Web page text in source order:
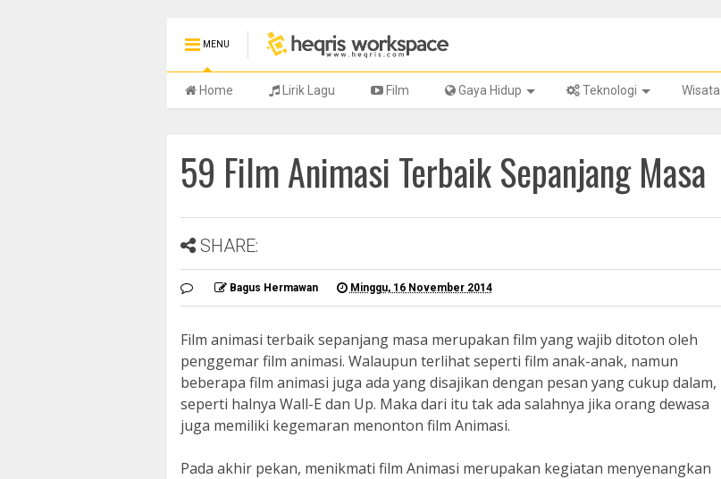
MENU
Home Lirik Lagu Film Gaya Hidup Teknologi Wisata
59 Film Animasi Terbaik Sepanjang Masa
SHARE:
Bagus Hermawan Minggu, 16 November 2014
Film animasi terbaik sepanjang masa merupakan film yang wajib ditoton oleh
penggemar film animasi. Walaupun terlihat seperti film anak-anak, namun
beberapa film animasi juga ada yang disajikan dengan pesan yang cukup dalam,
seperti halnya Wall-E dan Up. Maka dari itu tak ada salahnya jika orang dewasa
juga memiliki kegemaran menonton film Animasi.
Pada akhir pekan, menikmati film Animasi merupakan kegiatan menyenangkan